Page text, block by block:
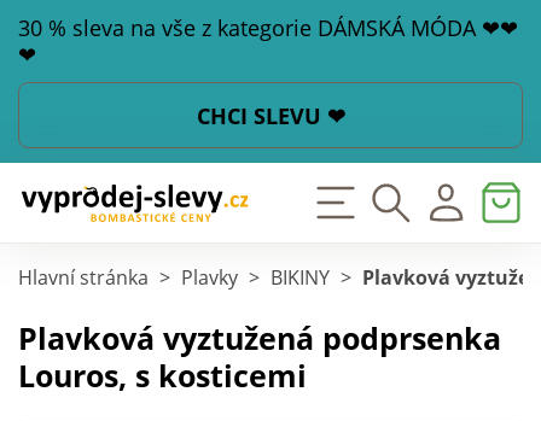
30 % sleva na vše z kategorie DÁMSKÁ MÓDA ❤❤
❤
CHCI SLEVU ❤
Hlavní stránka > Plavky > BIKINY > Plavková
Plavková vyztužená podprsenka
Louros, s kosticemi